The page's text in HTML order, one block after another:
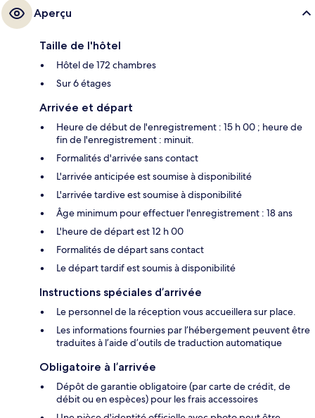
Aperçu
Taille de l'hôtel
Hôtel de 172 chambres
Sur 6 étages
Arrivée et départ
Heure de début de l'enregistrement : 15 h 00 ; heure de
fin de l'enregistrement : minuit.
Formalités d'arrivée sans contact
L'arrivée anticipée est soumise à disponibilité
L'arrivée tardive est soumise à disponibilité
Âge minimum pour effectuer l'enregistrement : 18 ans
L'heure de départ est 12 h 00
Formalités de départ sans contact
Le départ tardif est soumis à disponibilité
Instructions spéciales d’arrivée
Le personnel de la réception vous accueillera sur place.
Les informations fournies par l’hébergement peuvent être
traduites à l’aide d’outils de traduction automatique
Obligatoire à l’arrivée
Dépôt de garantie obligatoire (par carte de crédit, de
débit ou en espèces) pour les frais accessoires